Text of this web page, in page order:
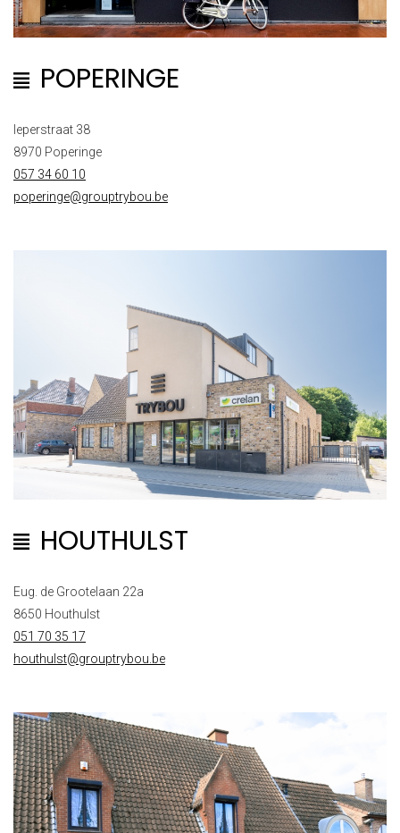
POPERINGE
Ieperstraat 38
8970 Poperinge
057 34 60 10
poperinge@grouptrybou.be
HOUTHULST
Eug. de Grootelaan 22a
8650 Houthulst
051 70 35 17
houthulst@grouptrybou.be